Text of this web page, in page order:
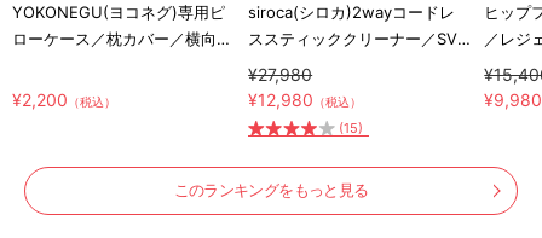
YOKONEGU(ヨコネグ)専用ピ
ローケース／枕カバー／横向き
¥2,200 （税込）
siroca(シロカ)2wayコードレ
ススティッククリーナー／SV-
S281
¥27,980
¥12,980 （税込）
(15)
ヒップ
／レジ
ッショ
¥9,980
このランキングをもっと見る